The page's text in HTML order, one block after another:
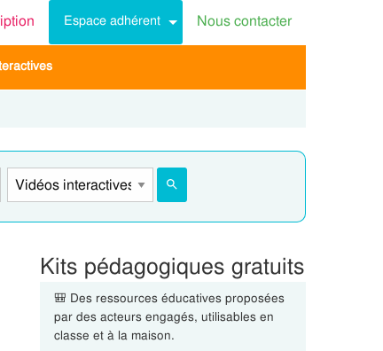
Espace adhérent Nous contacter
Kits pédagogiques gratuits
🎒 Des ressources éducatives proposées
par des acteurs engagés, utilisables en
classe et à la maison.